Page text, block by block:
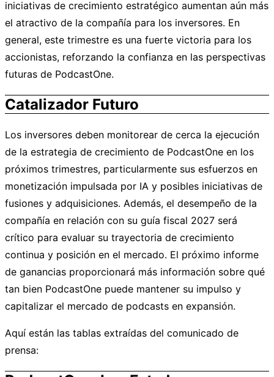
iniciativas de crecimiento estratégico aumentan aún más
el atractivo de la compañía para los inversores. En
general, este trimestre es una fuerte victoria para los
accionistas, reforzando la confianza en las perspectivas
futuras de PodcastOne.
Catalizador Futuro
Los inversores deben monitorear de cerca la ejecución
de la estrategia de crecimiento de PodcastOne en los
próximos trimestres, particularmente sus esfuerzos en
monetización impulsada por IA y posibles iniciativas de
fusiones y adquisiciones. Además, el desempeño de la
compañía en relación con su guía fiscal 2027 será
crítico para evaluar su trayectoria de crecimiento
continua y posición en el mercado. El próximo informe
de ganancias proporcionará más información sobre qué
tan bien PodcastOne puede mantener su impulso y
capitalizar el mercado de podcasts en expansión.
Aquí están las tablas extraídas del comunicado de
prensa: